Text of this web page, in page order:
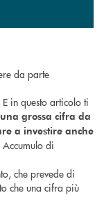
da parte
in questo articolo ti
grossa cifra da
a investire anche
di
che prevede di
che una cifra più